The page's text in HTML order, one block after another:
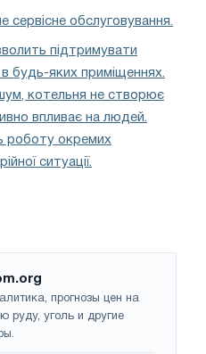
сервісне обслуговування.
підтримувати
будь-яких приміщеннях.
котельня не створює
впливає на людей.
роботу окремих
ситуації.
прогнозы цен на
руду, уголь и другие